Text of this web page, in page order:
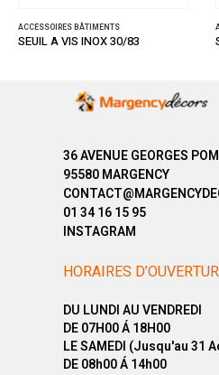
ACCESSOIRES BÂTIMENTS
SEUIL A VIS INOX 30/83
36 AVENUE GEORGES
95580 MARGENCY
01 34 16 15 95
INSTAGRAM
HORAIRES
DU LUNDI AU VENDREDI
DE 07H00 Á 18H00
LE SAMEDI (Jusqu'au 31
DE 08h00 Á 14h00